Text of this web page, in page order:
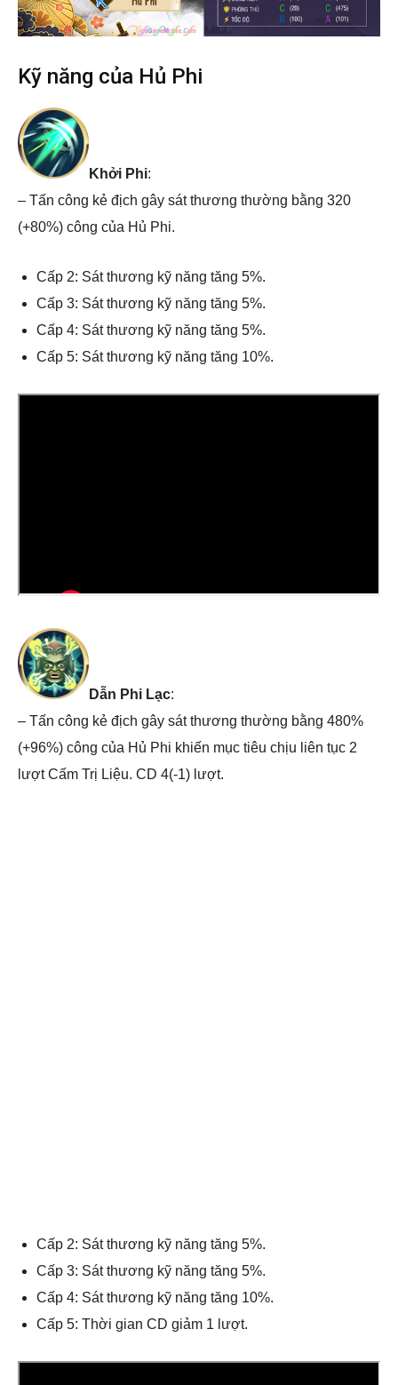
Kỹ năng của Hủ Phi
Khởi Phi:
– Tấn công kẻ địch gây sát thương thường bằng 320
(+80%) công của Hủ Phi.
Cấp 2: Sát thương kỹ năng tăng 5%.
Cấp 3: Sát thương kỹ năng tăng 5%.
Cấp 4: Sát thương kỹ năng tăng 5%.
Cấp 5: Sát thương kỹ năng tăng 10%.
Dẫn Phi Lạc:
– Tấn công kẻ địch gây sát thương thường bằng 480%
(+96%) công của Hủ Phi khiến mục tiêu chịu liên tục 2
lượt Cấm Trị Liệu. CD 4(-1) lượt.
Cấp 2: Sát thương kỹ năng tăng 5%.
Cấp 3: Sát thương kỹ năng tăng 5%.
Cấp 4: Sát thương kỹ năng tăng 10%.
Cấp 5: Thời gian CD giảm 1 lượt.